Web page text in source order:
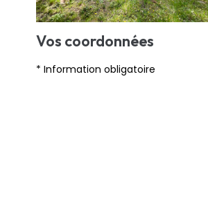
Vos coordonnées
* Information obligatoire